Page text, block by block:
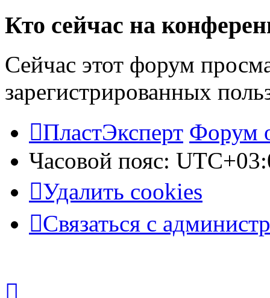
Кто сейчас на
Сейчас этот форум
зарегистрированных
ПластЭксперт Форум
Часовой пояс:
Удалить cookies
Связаться с